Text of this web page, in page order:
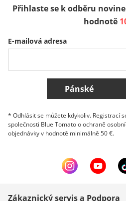
Slovenija
Belgique (Français) Danmark
Všechny
Přihlaste se k odběru
hodnotě
E-mailová adresa
Pánské
* Odhlásit se můžete kdykoliv. Registrací
společnosti Blue Tomato o ochraně
objednávky v hodnotě minimálně 50 €.
Zákaznický servis a Podpora